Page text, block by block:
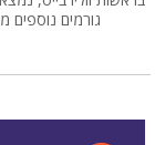
גורמים נוספים